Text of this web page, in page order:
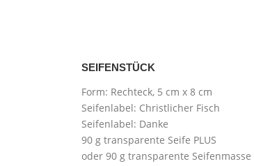
SEIFENSTÜCK
Form: Rechteck, 5 cm x 8 cm
Seifenlabel: Christlicher Fisch
Seifenlabel: Danke
90 g transparente Seife PLUS
oder 90 g transparente